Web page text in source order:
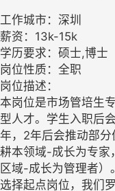
工作城市：深圳
薪资：13k-15k
学历要求：硕士,博士
岗位性质：全职
岗位描述：
本岗位是市场管培生
型人才。学生入职后
年，2年后会推动部
耕本领域-成长为专家
区域-成长为管理者）
选择起点岗位，我们